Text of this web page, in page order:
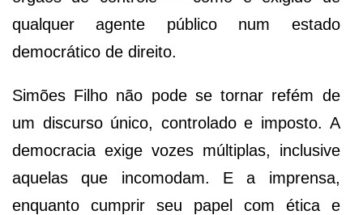
qualquer agente público num estado
democrático de direito.
Simões Filho não pode se tornar refém de
um discurso único, controlado e imposto. A
democracia exige vozes múltiplas, inclusive
aquelas que incomodam. E a imprensa,
enquanto cumprir seu papel com ética e